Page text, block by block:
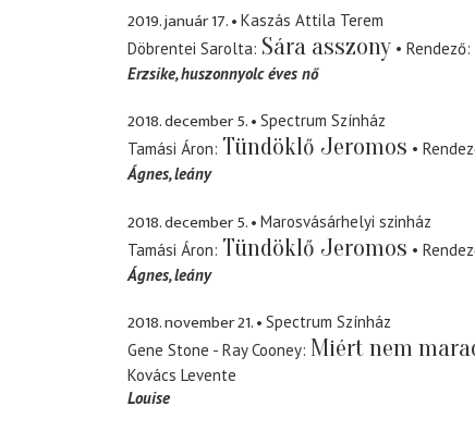
2019. január 17.
Kaszás Attila Terem
Döbrentei Sarolta Sára asszony Rendező
Erzsike huszonnyolc éves nő
2018. december 5.
Spectrum Színház
Tamási Áron Tündöklő Jeromos
Ágnes leány
2018. december 5.
Marosvásárhelyi szinház
Tamási Áron Tündöklő Jeromos
Ágnes leány
2018. november 21.
Spectrum Színház
Gene Stone - Ray Cooney Miért nem
Kovács Levente
Louise